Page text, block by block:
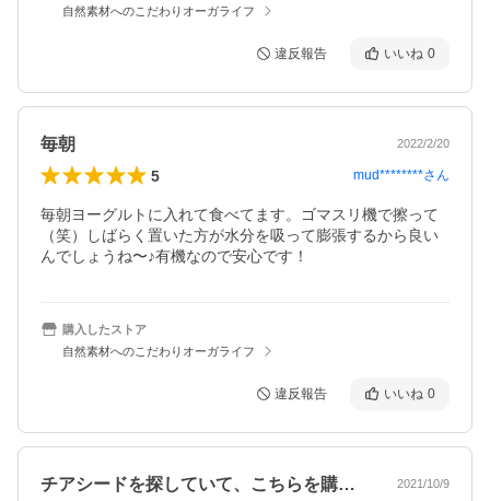
自然素材へのこだわりオーガライフ
違反報告 いいね 0
毎朝 2022/2/20
5 mud********さん
毎朝ヨーグルトに入れて食べてます。ゴマスリ機で擦って
（笑）しばらく置いた方が水分を吸って膨張するから良い
んでしょうね〜♪有機なので安心です！
購入したストア
自然素材へのこだわりオーガライフ
違反報告 いいね 0
チアシードを探していて、こちらを購入し… 2021/10/9